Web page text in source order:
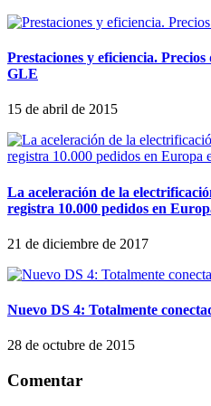
Prestaciones y eficiencia.
GLE
15 de abril de 2015
La aceleración de la
registra 10.000 pedidos en
21 de diciembre de 2017
Nuevo DS 4: Totalmente
28 de octubre de 2015
Comentar